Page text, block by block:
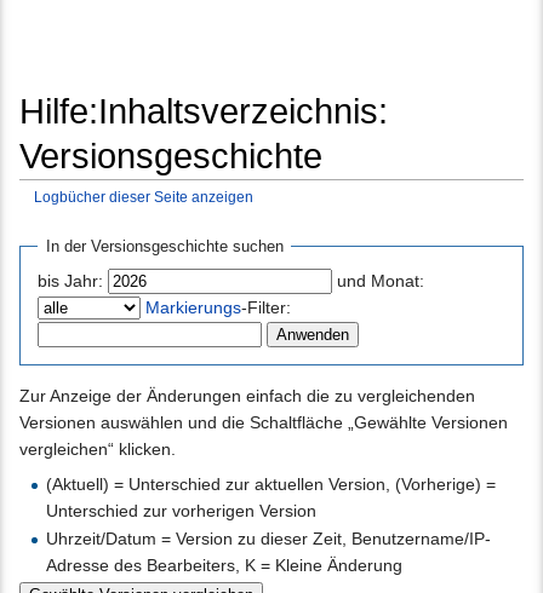
Hilfe:Inhaltsverzeichnis:
Versionsgeschichte
Logbücher dieser Seite anzeigen
In der Versionsgeschichte suchen
bis Jahr:
und Monat:
Markierungs-Filter:
Zur Anzeige der Änderungen einfach die zu vergleichenden
Versionen auswählen und die Schaltfläche „Gewählte Versionen
vergleichen“ klicken.
(Aktuell) = Unterschied zur aktuellen Version, (Vorherige) =
Unterschied zur vorherigen Version
Uhrzeit/Datum = Version zu dieser Zeit, Benutzername/IP-
Adresse des Bearbeiters, K = Kleine Änderung